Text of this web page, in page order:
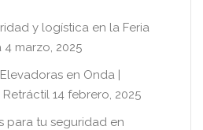
y logística en la Feria
4 marzo, 2025
en Onda |
Retráctil 14 febrero, 2025
para tu seguridad en